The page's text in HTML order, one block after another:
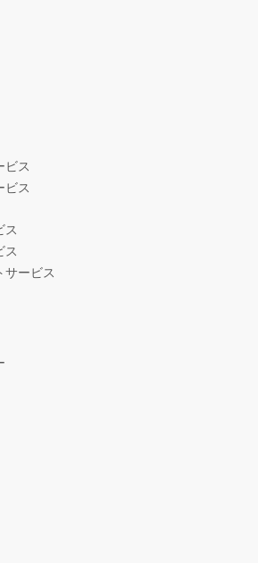
ビス
ビス
ス
ス
サービス